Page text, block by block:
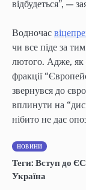
відбудеться”, —
Водночас
чи все піде за
лютого. Адже, як
фракції
звернувся до
вплинути на
нібито не дає
НОВИНИ
Теги: Вступ до ЄС
Україна